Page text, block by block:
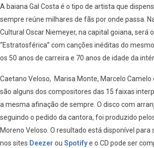
A baiana Gal Costa é o tipo de artista que
sempre reúne milhares de fãs por onde passa.
Cultural Oscar Niemeyer, na capital goiana, será
“Estratosférica” com canções inéditas do
os 50 anos de carreira e 70 anos de idade da
Caetano Veloso, Marisa Monte, Marcelo Camelo
são alguns dos compositores das 15 faixas
a mesma afinação de sempre. O disco com
seguindo o pedido da cantora, foi produzido
Moreno Veloso. O resultado está disponível para
nos sites Deezer ou Spotifye o CD pode ser